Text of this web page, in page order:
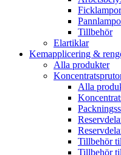
Ficklampor
Tillbehör
Elartiklar
Kemapplicering &
Alla produkter
Alla
Tillbehör
Tillbehör